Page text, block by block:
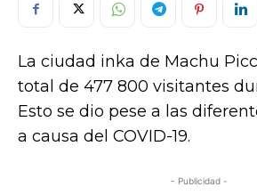
La ciudad inka de Machu
total de 477 800 visitantes
Esto se dio pese a las
a causa del COVID-19.
- Publicidad -